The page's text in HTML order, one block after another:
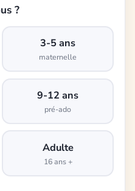
?
3-5 ans
maternelle
9-12 ans
pré-ado
Adulte
16 ans +